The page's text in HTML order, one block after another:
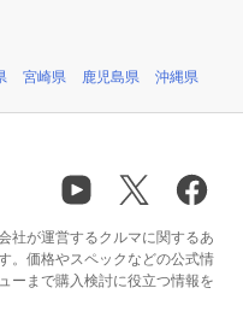
宮崎県 鹿児島県 沖縄県
社が運営するクルマに関するあ
。価格やスペックなどの公式情
ーまで購入検討に役立つ情報を